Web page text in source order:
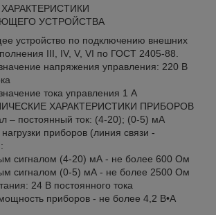
УСТРОЙСТВА
устройство по подключению внешних
III, IV, V, VI по ГОСТ 2405-88.
напряжения управления: 220 В
тока управления 1 А
ХАРАКТЕРИСТИКИ ПРИБОРОВ
– постоянный ток: (4-20); (0-5) мА
приборов (линия связи -
(4-20) мА - не более 600 Ом
(0-5) мА - не более 2500 Ом
24 В постоянного тока
приборов - не более 4,2 В•А